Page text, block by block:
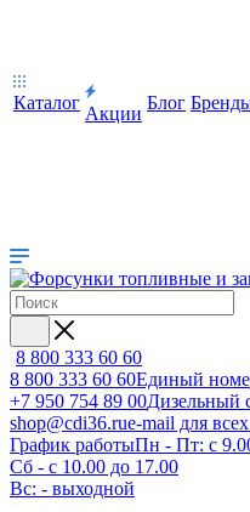
Каталог
Акции
Блог
8 800 333 60 60
8 800 333 60 60Единый
+7 950 754 89 00Дизельный
shop@cdi36.rue-mail для
График работыПн - Пт: с
Сб - с 10.00 до 17.00
Вс: - выходной